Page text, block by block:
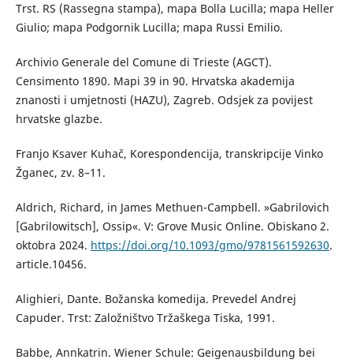
Trst. RS (Rassegna stampa), mapa Bolla Lucilla; mapa Heller
Giulio; mapa Podgornik Lucilla; mapa Russi Emilio.
Archivio Generale del Comune di Trieste (AGCT).
Censimento 1890. Mapi 39 in 90. Hrvatska akademija
znanosti i umjetnosti (HAZU), Zagreb. Odsjek za povijest
hrvatske glazbe.
Franjo Ksaver Kuhač, Korespondencija, transkripcije Vinko
Žganec, zv. 8–11.
Aldrich, Richard, in James Methuen-Campbell. »Gabrilovich
[Gabrilowitsch], Ossip«. V: Grove Music Online. Obiskano 2.
oktobra 2024. https://doi.org/10.1093/gmo/9781561592630.
article.10456.
Alighieri, Dante. Božanska komedija. Prevedel Andrej
Capuder. Trst: Založništvo Tržaškega Tiska, 1991.
Babbe, Annkatrin. Wiener Schule: Geigenausbildung bei